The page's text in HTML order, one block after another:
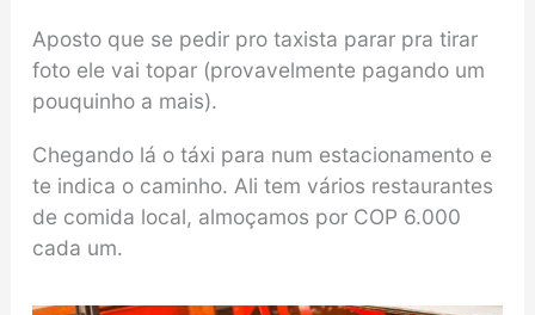
Aposto que se pedir pro taxista parar pra tirar
foto ele vai topar (provavelmente pagando um
pouquinho a mais).
Chegando lá o táxi para num estacionamento e
te indica o caminho. Ali tem vários restaurantes
de comida local, almoçamos por COP 6.000
cada um.